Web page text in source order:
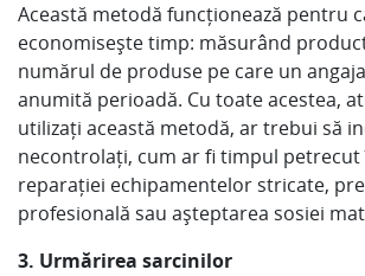
Această metodă funcționează pentru
economisește timp: măsurând
numărul de produse pe care un
anumită perioadă. Cu toate acestea,
utilizați această metodă, ar trebui să
necontrolați, cum ar fi timpul petrecut
reparației echipamentelor stricate,
profesională sau așteptarea sosiei
3. Urmărirea sarcinilor